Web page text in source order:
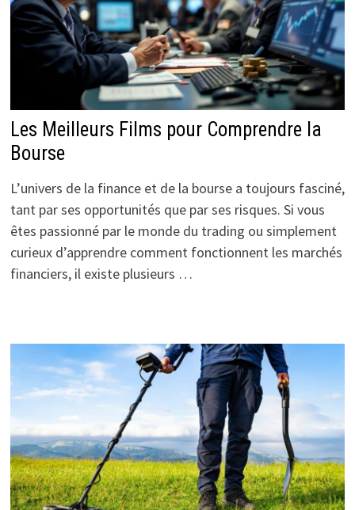
Les Meilleurs Films pour Comprendre la
Bourse
L’univers de la finance et de la bourse a toujours fasciné,
tant par ses opportunités que par ses risques. Si vous
êtes passionné par le monde du trading ou simplement
curieux d’apprendre comment fonctionnent les marchés
financiers, il existe plusieurs …